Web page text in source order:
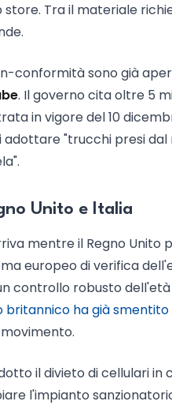
Tra il materiale
conformità sono già
. Il governo cita oltre 5
in vigore del 10
"trucchi presi dal
Unito e Italia
mentre il Regno
europeo di verifica
controllo robusto
britannico ha già smentito
il divieto di cellulari
l'impianto